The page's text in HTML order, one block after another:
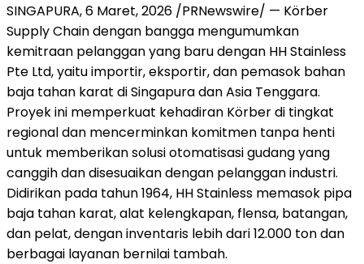
SINGAPURA,6 Maret, 2026 /PRNewswire/ — Körber
Supply Chain dengan bangga mengumumkan
kemitraan pelanggan yang baru dengan HH Stainless
Pte Ltd, yaitu importir, eksportir, dan pemasok bahan
baja tahan karat di Singapura dan Asia Tenggara.
Proyek ini memperkuat kehadiran Körber di tingkat
regional dan mencerminkan komitmen tanpa henti
untuk memberikan solusi otomatisasi gudang yang
canggih dan disesuaikan dengan pelanggan industri.
Didirikan pada tahun 1964, HH Stainless memasok pipa
baja tahan karat, alat kelengkapan, flensa, batangan,
dan pelat, dengan inventaris lebih dari 12.000 ton dan
berbagai layanan bernilai tambah.